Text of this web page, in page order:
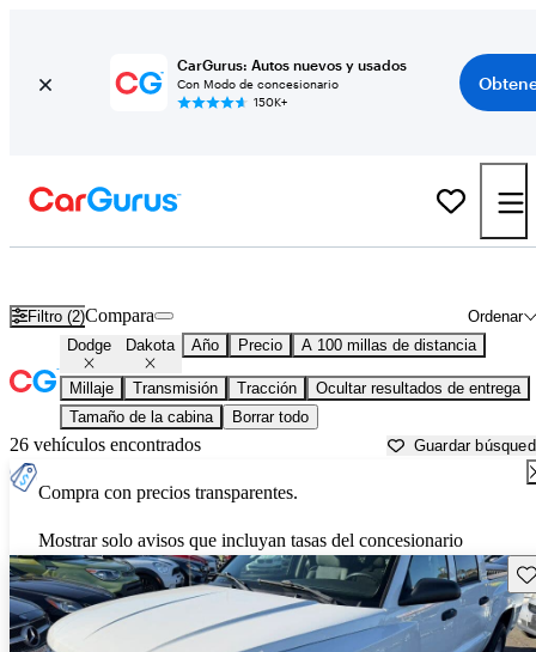
CarGurus: Autos nuevos y usados
Con Modo de concesionario
150K+
Filtro (2) Ordenar
Compara
Dodge Dakota Año Precio A 100 millas de distancia
Millaje Transmisión Tracción
Ocultar resultados de entrega
Tamaño de la cabina
Borrar todo
26 vehículos encontrados Guardar
Compra con precios transparentes.
Mostrar solo avisos que incluyan tasas del concesionario